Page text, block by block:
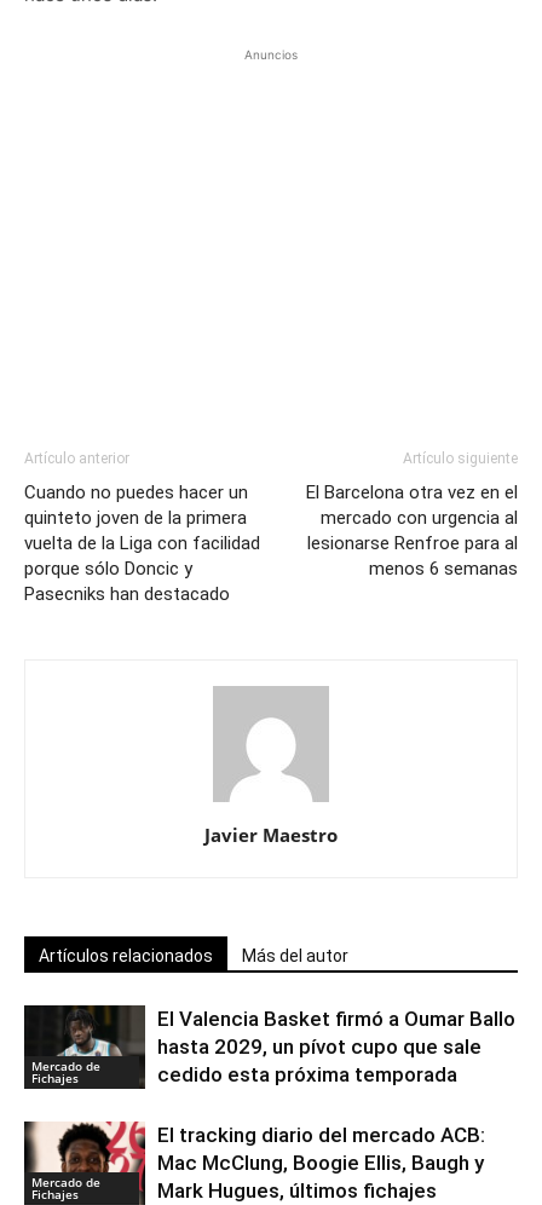
Anuncios
Artículo anterior
Cuando no puedes hacer un
quinteto joven de la primera
vuelta de la Liga con facilidad
porque sólo Doncic y
Pasecniks han destacado
Artículo siguiente
El Barcelona otra vez en el
mercado con urgencia al
lesionarse Renfroe para al
menos 6 semanas
Javier Maestro
Artículos relacionados Más del autor
Mercado de
Fichajes
El Valencia Basket firmó a Oumar Ballo
hasta 2029, un pívot cupo que sale
cedido esta próxima temporada
Mercado de
Fichajes
El tracking diario del mercado ACB:
Mac McClung, Boogie Ellis, Baugh y
Mark Hugues, últimos fichajes